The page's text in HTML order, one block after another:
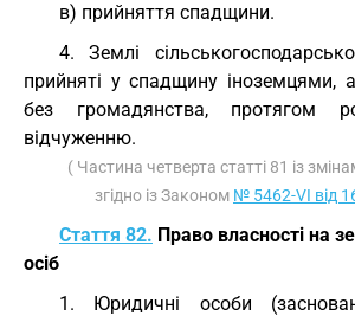
в) прийняття спадщини.
4. Землі
прийняті у спадщину іноземцями,
без громадянства, протягом
відчуженню.
( Частина четверта статті 81 із
згідно із Законом № 5462-VI від
Стаття 82. Право власності на
осіб
1. Юридичні особи